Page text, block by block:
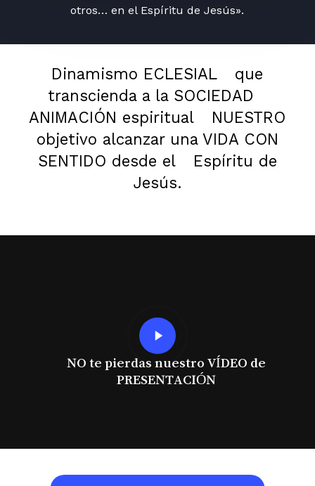
otros… en el Espíritu de Jesús».
Dinamismo ECLESIAL
que
transcienda a la SOCIEDAD
ANIMACIÓN espiritual
NUESTRO
objetivo alcanzar una VIDA CON
SENTIDO desde el
Espíritu de
Jesús.
Play
Video
NO te pierdas nuestro VÍDEO de
PRESENTACIÓN